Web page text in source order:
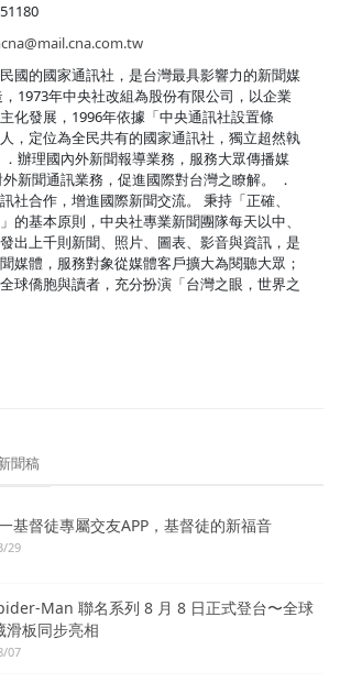
國的國家通訊社，是台灣最具影響力的新聞媒
1973年中央社改組為股份有限公司，以企業
化發展，1996年依據「中央通訊社設置條
，定位為全民共有的國家通訊社，獨立超然執
辦理國內外新聞報導業務，服務大眾傳播媒
新聞通訊業務，促進國際對台灣之瞭解。 ．
社合作，增進國際新聞交流。 秉持「正確、
的基本原則，中央社專業新聞團隊每天以中、
出上千則新聞、照片、圖表、影音與資訊，是
媒體，服務對象從媒體客戶擴大為閱聽大眾；
球僑胞與讀者，充分扮演「台灣之眼，世界之
聞稿
基督徒專屬交友APP，基督徒的新福音
29
Man 聯名系列 8 月 8 日正式登台〜全球
滑板同步亮相
07